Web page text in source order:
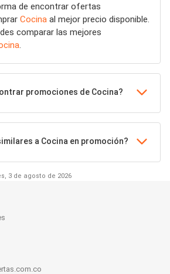
de encontrar ofertas
Cocina al mejor precio disponible.
comparar las mejores
promociones de Cocina?
a Cocina en promoción?
3 de agosto de 2026